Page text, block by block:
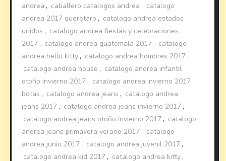
andrea , caballero catalogos andrea , catalogo
andrea 2017 queretaro , catalogo andrea estados
unidos , catalogo andrea fiestas y celebraciones
2017 , catalogo andrea guatemala 2017 , catalogo
andrea hello kitty , catalogo andrea hombres 2017 ,
catalogo andrea house , catalogo andrea infantil
otoño invierno 2017 , catalogo andrea invierno 2017
botas , catalogo andrea jeans , catalogo andrea
jeans 2017 , catalogo andrea jeans invierno 2017 ,
catalogo andrea jeans otoño invierno 2017 , catalogo
andrea jeans primavera verano 2017 , catalogo
andrea junio 2017 , catalogo andrea juvenil 2017 ,
catalogo andrea kid 2017 , catalogo andrea kitty ,